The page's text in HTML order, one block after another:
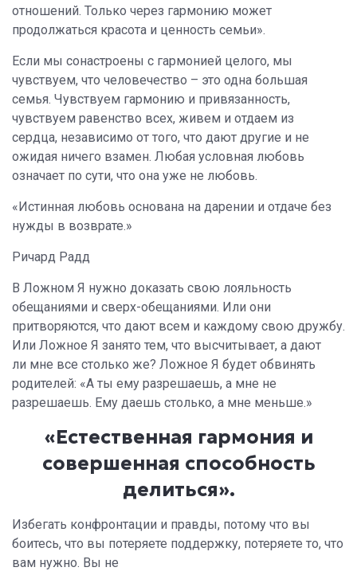
отношений. Только через гармонию может
продолжаться красота и ценность семьи».
Если мы сонастроены с гармонией целого, мы
чувствуем, что человечество – это одна большая
семья. Чувствуем гармонию и привязанность,
чувствуем равенство всех, живем и отдаем из
сердца, независимо от того, что дают другие и не
ожидая ничего взамен. Любая условная любовь
означает по сути, что она уже не любовь.
«Истинная любовь основана на дарении и отдаче без
нужды в возврате.»
Ричард Радд
В Ложном Я нужно доказать свою лояльность
обещаниями и сверх-обещаниями. Или они
притворяются, что дают всем и каждому свою дружбу.
Или Ложное Я занято тем, что высчитывает, а дают
ли мне все столько же? Ложное Я будет обвинять
родителей: «А ты ему разрешаешь, а мне не
разрешаешь. Ему даешь столько, а мне меньше.»
«Естественная гармония и
совершенная способность
делиться».
Избегать конфронтации и правды, потому что вы
боитесь, что вы потеряете поддержку, потеряете то, что
вам нужно. Вы не